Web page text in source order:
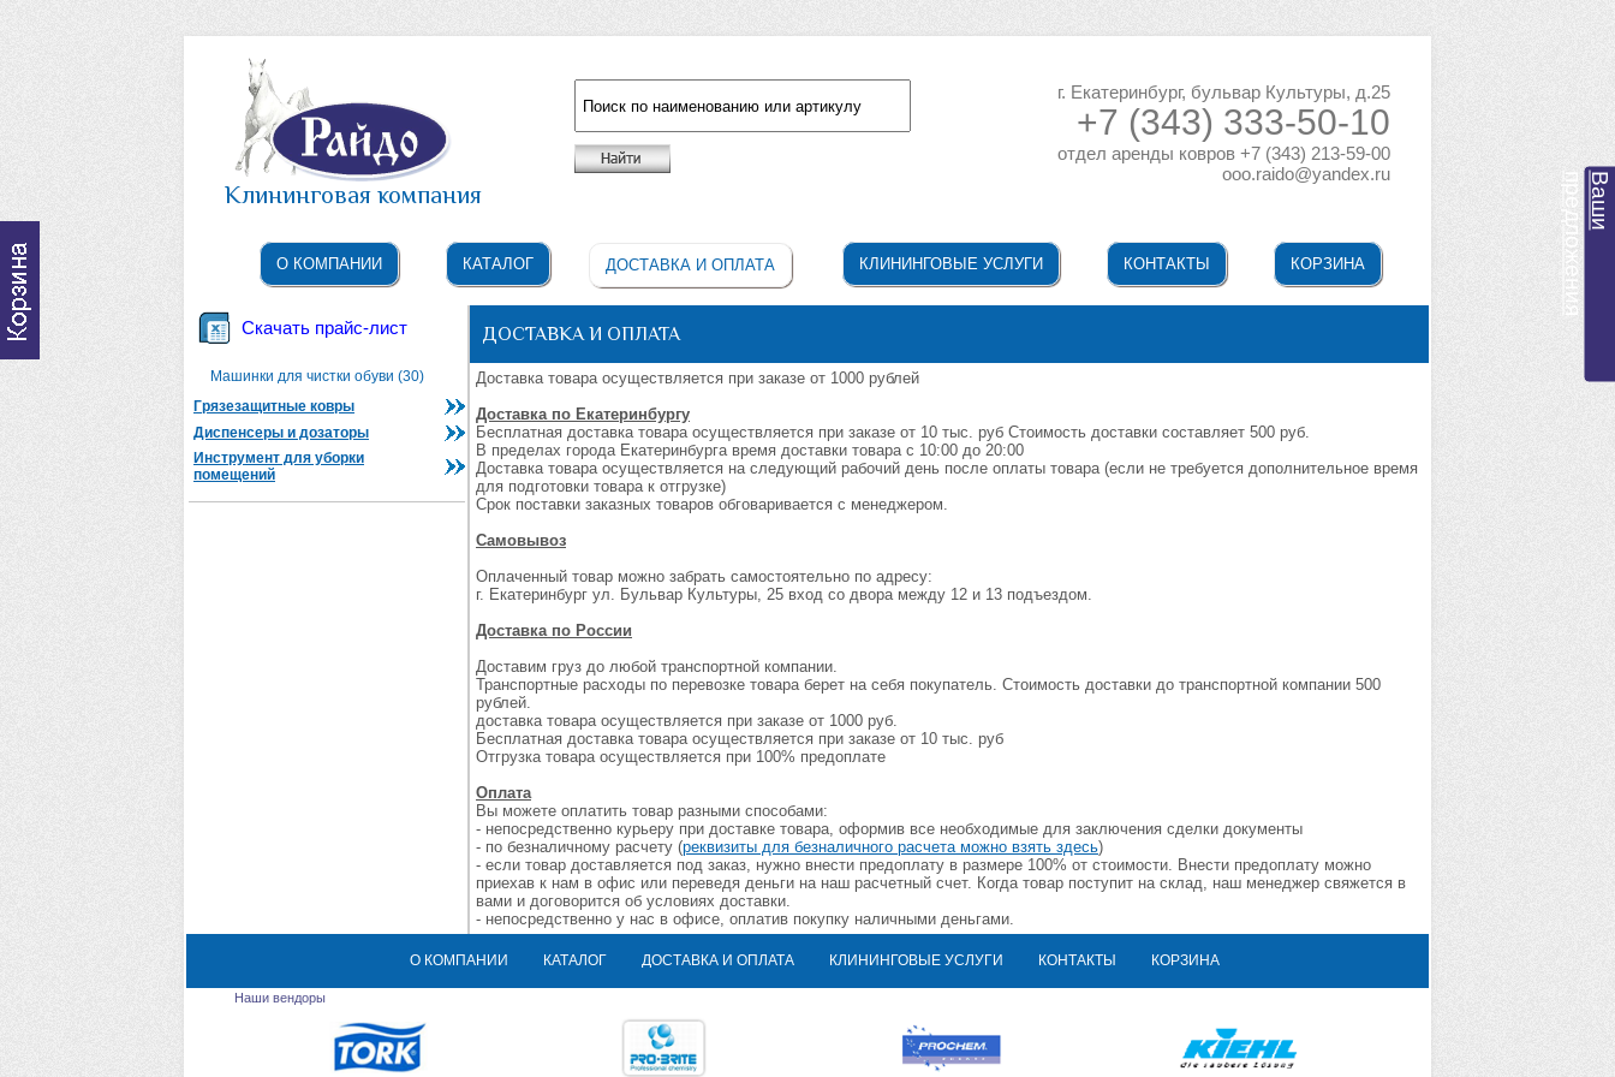
В
а
ш
и
п
р
е
д
л
о
ж
е
н
и
я
Клининговая компания
г. Екатеринбург, бульвар Культуры, д.25
+7 (343) 333-50-10
отдел аренды ковров +7 (343) 213-59-00
ooo.raido@yandex.ru
О КОМПАНИИ КАТАЛОГ ДОСТАВКА И ОПЛАТА КЛИНИНГОВЫЕ УСЛУГИ КОНТАКТЫ КОРЗИНА
Скачать прайс-лист
Машинки для чистки обуви (30)
Грязезащитные ковры
Диспенсеры и дозаторы
Инструмент для уборки
помещений
ДОСТАВКА И ОПЛАТА
Доставка товара осуществляется при заказе от 1000 рублей
Доставка по Екатеринбургу
Бесплатная доставка товара осуществляется при заказе от 10 тыс. руб Стоимость доставки составляет 500 руб.
В пределах города Екатеринбурга время доставки товара с 10:00 до 20:00
Доставка товара осуществляется на следующий рабочий день после оплаты товара (если не требуется дополнительное время
для подготовки товара к отгрузке)
Срок поставки заказных товаров обговаривается с менеджером.
Самовывоз
Оплаченный товар можно забрать самостоятельно по адресу:
г. Екатеринбург ул. Бульвар Культуры, 25 вход со двора между 12 и 13 подъездом.
Доставка по России
Доставим груз до любой транспортной компании.
Транспортные расходы по перевозке товара берет на себя покупатель. Стоимость доставки до транспортной компании 500
рублей.
доставка товара осуществляется при заказе от 1000 руб.
Бесплатная доставка товара осуществляется при заказе от 10 тыс. руб
Отгрузка товара осуществляется при 100% предоплате
Оплата
Вы можете оплатить товар разными способами:
- непосредственно курьеру при доставке товара, оформив все необходимые для заключения сделки документы
- по безналичному расчету (реквизиты для безналичного расчета можно взять здесь)
- если товар доставляется под заказ, нужно внести предоплату в размере 100% от стоимости. Внести предоплату можно
приехав к нам в офис или переведя деньги на наш расчетный счет. Когда товар поступит на склад, наш менеджер свяжется в
вами и договорится об условиях доставки.
- непосредственно у нас в офисе, оплатив покупку наличными деньгами.
О КОМПАНИИ КАТАЛОГ ДОСТАВКА И ОПЛАТА КЛИНИНГОВЫЕ УСЛУГИ КОНТАКТЫ КОРЗИНА
Наши вендоры